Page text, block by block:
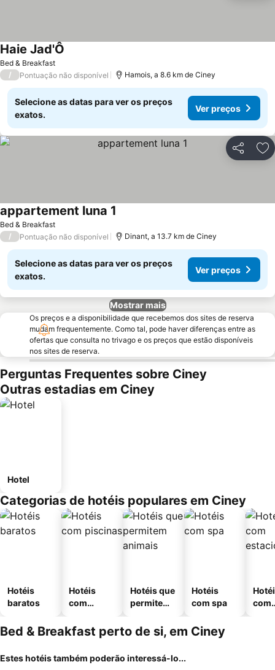
Bed & Breakfast
Haie Jad'Ô
/ Pontuação não disponível Hamois, a 8.6 km de Ciney
Selecione as datas para ver os preços
exatos.
Ver preços
Partilhar
Bed & Breakfast
appartement luna 1
/ Pontuação não disponível Dinant, a 13.7 km de Ciney
Selecione as datas para ver os preços
exatos.
Ver preços
Mostrar mais
Os preços e a disponibilidade que recebemos dos sites de reserva
mudam frequentemente. Como tal, pode haver diferenças entre as
ofertas que consulta no trivago e os preços que estão disponíveis
nos sites de reserva.
Perguntas Frequentes sobre Ciney
Outras estadias em Ciney
Hotel
Categorias de hotéis populares em Ciney
Hotéis
baratos
Hotéis
com
Hotéis que
permitem
Hotéis
com spa
com
Bed & Breakfast perto de si, em Ciney
Estes hotéis também poderão interessá-lo...